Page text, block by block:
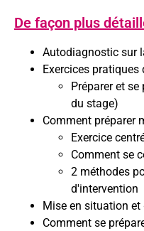
De façon plus
Autodiagnostic sur
Exercices
Préparer et
du stage)
Comment préparer
Exercice
Comment se
2 méthodes
d'intervention
Mise en situation et
Comment se